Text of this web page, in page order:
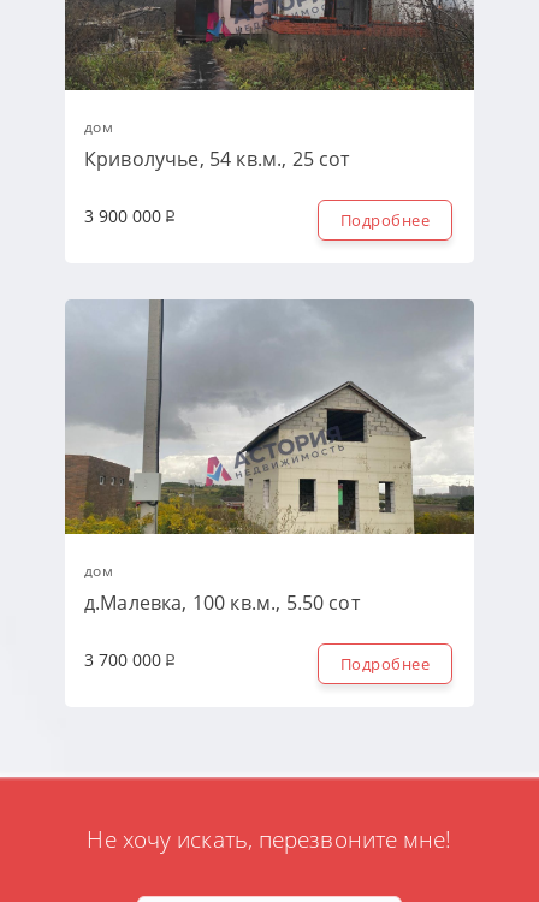
дом
Криволучье, 54 кв.м., 25 сот
3 900 000 Подробнее
дом
д.Малевка, 100 кв.м., 5.50 сот
3 700 000 Подробнее
Не хочу искать, перезвоните мне!